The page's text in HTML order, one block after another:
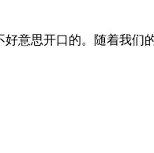
意思开口的。随着我们